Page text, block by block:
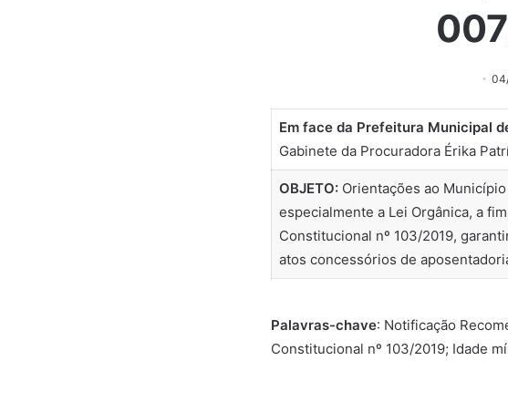
Em face da Prefeitura Municipal
Gabinete da Procuradora Érika
OBJETO:Orientações ao
especialmente a Lei Orgânica, a
Constitucional nº 103/2019,
atos concessórios de
Palavras-chave: Notificação
Constitucional nº 103/2019; Idade